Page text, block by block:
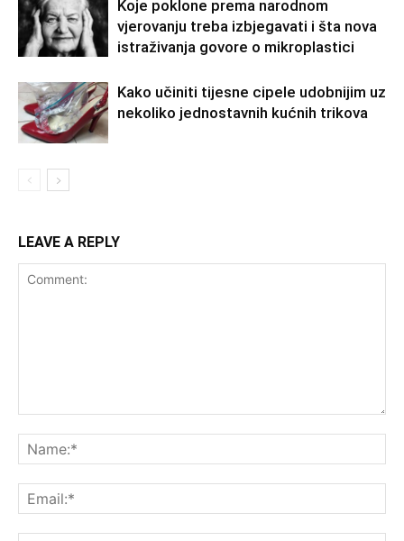
Koje poklone prema narodnom
vjerovanju treba izbjegavati i šta nova
istraživanja govore o mikroplastici
Kako učiniti tijesne cipele udobnijim uz
nekoliko jednostavnih kućnih trikova
LEAVE A REPLY